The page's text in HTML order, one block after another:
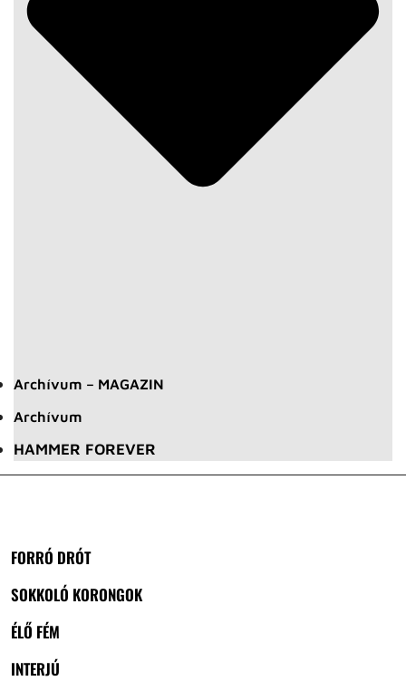
Archívum – MAGAZIN
Archívum
HAMMER FOREVER
FORRÓ DRÓT
SOKKOLÓ KORONGOK
ÉLŐ FÉM
INTERJÚ